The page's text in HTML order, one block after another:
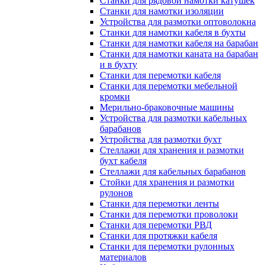
Станки для намотки изоляции
Устройства для размотки оптоволокна
Станки для намотки кабеля в бухты
Станки для намотки кабеля на барабан
Станки для намотки каната на барабан
и в бухту
Станки для перемотки кабеля
Станки для перемотки мебельной
кромки
Мерильно-браковочные машины
Устройства для размотки кабельных
барабанов
Устройства для размотки бухт
Стеллажи для хранения и размотки
бухт кабеля
Стеллажи для кабельных барабанов
Стойки для хранения и размотки
рулонов
Станки для перемотки ленты
Станки для перемотки проволоки
Станки для перемотки РВД
Станки для протяжки кабеля
Станки для перемотки рулонных
материалов